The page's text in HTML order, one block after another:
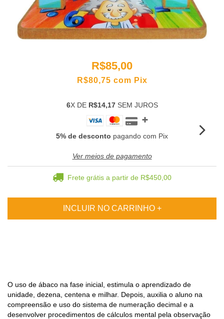
R$85,00
R$80,75 com Pix
6X DE R$14,17SEM JUROS
5% de desconto pagando com Pix
Ver meios de pagamento
Frete grátis a partir de R$450,00
O uso de ábaco na fase inicial, estimula o aprendizado de
unidade, dezena, centena e milhar. Depois, auxilia o aluno na
compreensão e uso do sistema de numeração decimal e a
desenvolver procedimentos de cálculos mental pela observação